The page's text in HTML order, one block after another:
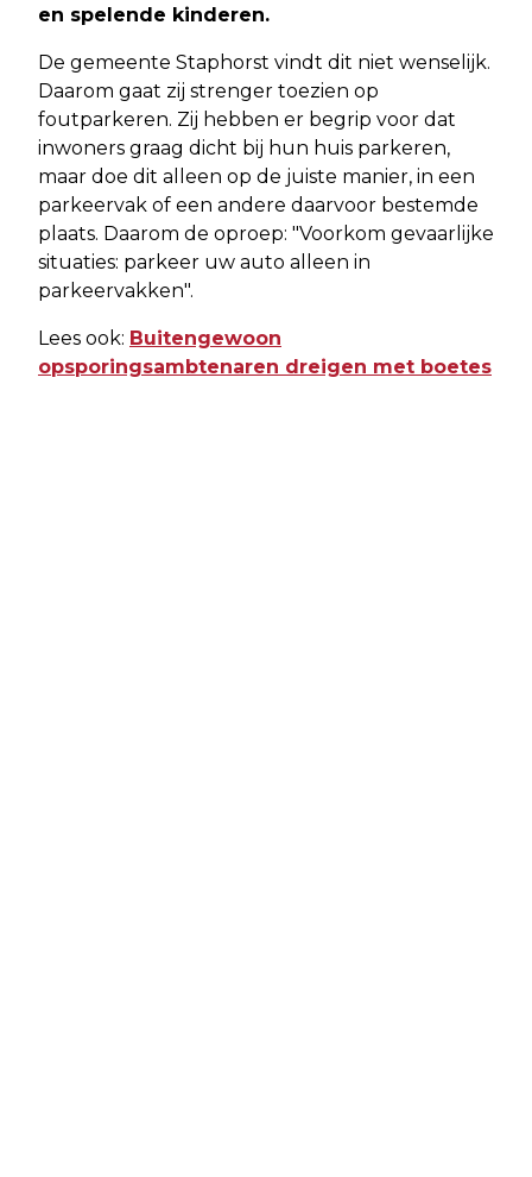
en spelende kinderen.
De gemeente Staphorst vindt dit niet wenselijk.
Daarom gaat zij strenger toezien op
foutparkeren. Zij hebben er begrip voor dat
inwoners graag dicht bij hun huis parkeren,
maar doe dit alleen op de juiste manier, in een
parkeervak of een andere daarvoor bestemde
plaats. Daarom de oproep: "Voorkom gevaarlijke
situaties: parkeer uw auto alleen in
parkeervakken".
Lees ook: Buitengewoon
opsporingsambtenaren dreigen met boetes